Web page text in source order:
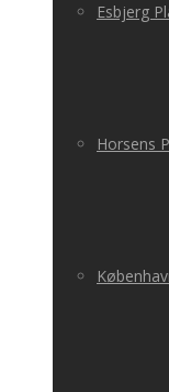
Esbjerg
Horsens